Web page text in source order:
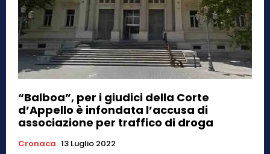
“Balboa”, per i giudici della Corte
d’Appello è infondata l’accusa di
associazione per traffico di droga
Cronaca 13 Luglio 2022